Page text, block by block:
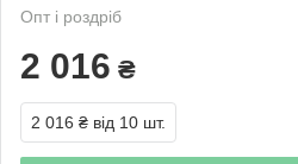
Опт і роздріб
2 016 ₴
2 016 ₴ від 10 шт.